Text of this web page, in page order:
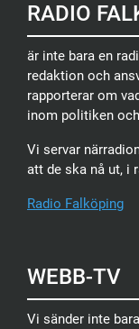
RADIO
är inte bara en
redaktion och
rapporterar om
inom politiken
Vi servar
att de ska nå ut, i
Radio Falköping
WEBB-TV
Vi sänder inte